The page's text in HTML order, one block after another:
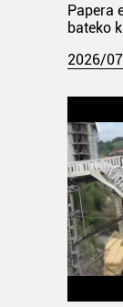
Papera
bateko
2026/